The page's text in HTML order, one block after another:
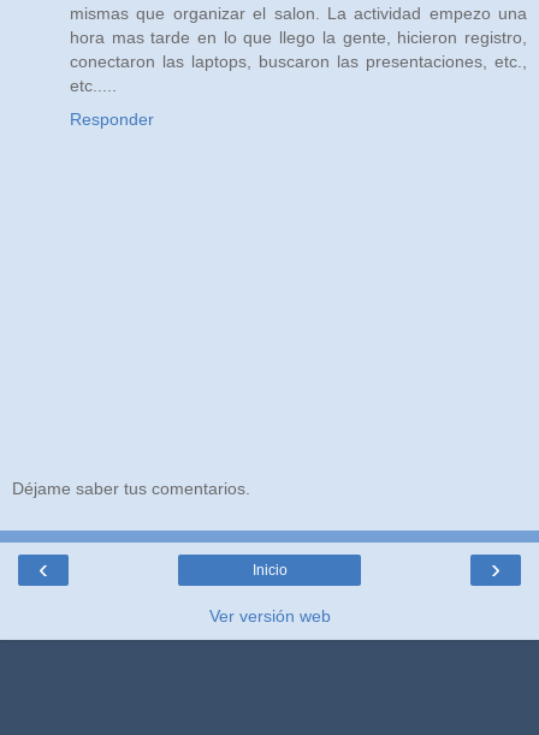
mismas que organizar el salon. La actividad empezo una
hora mas tarde en lo que llego la gente, hicieron registro,
conectaron las laptops, buscaron las presentaciones, etc.,
etc.....
Responder
Déjame saber tus comentarios.
‹ ›
Inicio
Ver versión web